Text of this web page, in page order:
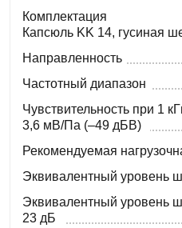
Комплектация
Капсюль KK 14, гусиная
Направленность
Частотный диапазон
Чувствительность при 1
3,6 мВ/Па (–49 дБВ)
Рекомендуемая
Эквивалентный уровень
Эквивалентный уровень
23 дБ